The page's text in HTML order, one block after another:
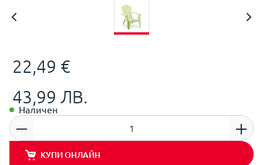
22,49 €
43,99 ЛВ.
Наличен
КУПИ ОНЛАЙН